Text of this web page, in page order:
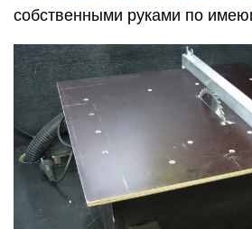
собственными руками по